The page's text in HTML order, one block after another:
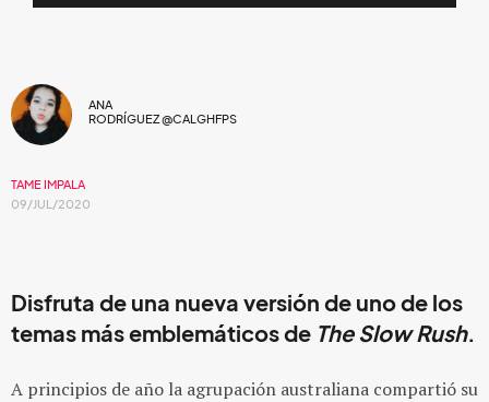
ANA
RODRÍGUEZ @CALGHFPS
TAME IMPALA
09/JUL/2020
Disfruta de una nueva versión de uno de los
temas más emblemáticos de The Slow Rush.
A principios de año la agrupación australiana compartió su